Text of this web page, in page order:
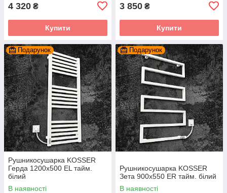
4 320 ₴
Купити
3 850 ₴
Купити
Подарунок
Рушникосушарка KOSSER
Герда 1200х500 EL тайм.
білий
В наявності
Подарунок
Рушникосушарка KOSSER
Зета 900х550 ER тайм. білий
В наявності